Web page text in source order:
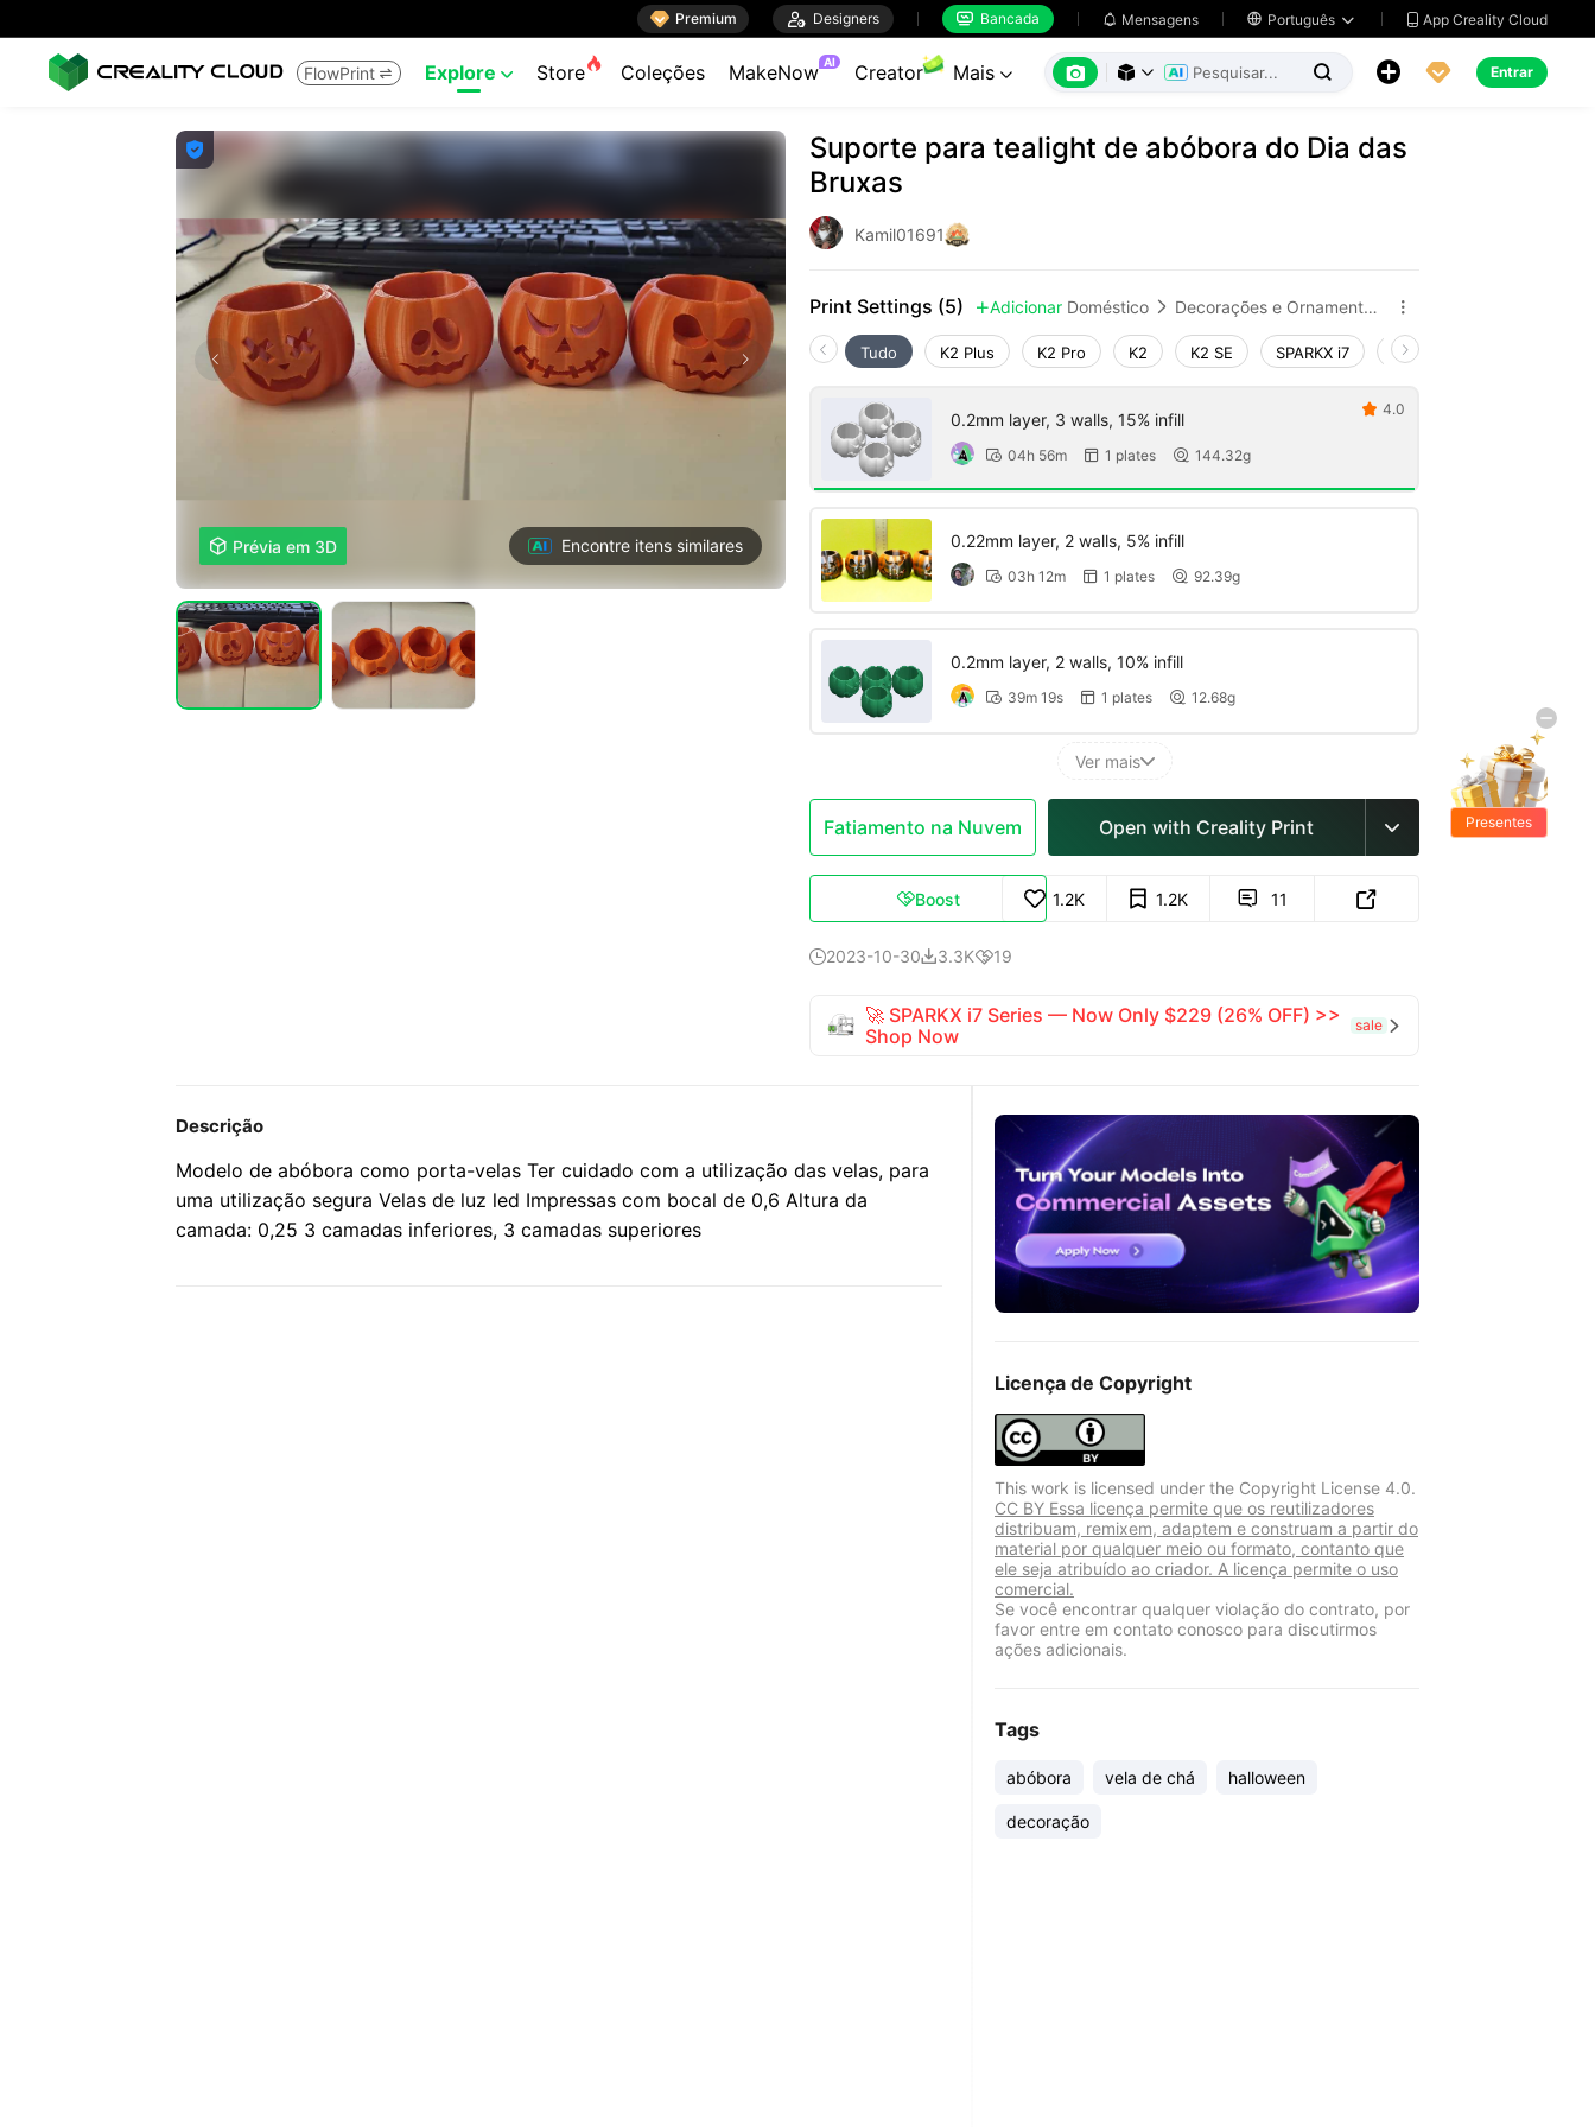
 Premium  Designers  Bancada  Mensagens  Português   App Creality Cloud
FlowPrint  Explore  Store Coleções MakeNow AI Creator Mais        Entrar

 Prévia em 3D Encontre itens similares
Suporte para tealight de abóbora do Dia das
Bruxas
Kamil01691
Print Settings (5) Adicionar Doméstico  Decorações e Ornamentos para Casa 
Tudo K2 Plus K2 Pro K2 K2 SE SPARKX i7 Creality Hi
0.2mm layer, 3 walls, 15% infill
 04h 56m  1 plates  144.32g
 4.0
0.22mm layer, 2 walls, 5% infill
 03h 12m  1 plates  92.39g
0.2mm layer, 2 walls, 10% infill
 39m 19s  1 plates  12.68g
Ver mais
Fatiamento na Nuvem Open with Creality Print 
Boost 1.2K 1.2K  11 
2023-10-303.3K19
🚀 SPARKX i7 Series — Now Only $229 (26% OFF) >>
Shop Now
sale 
Descrição
Modelo de abóbora como porta-velas Ter cuidado com a utilização das velas, para
uma utilização segura Velas de luz led Impressas com bocal de 0,6 Altura da
camada: 0,25 3 camadas inferiores, 3 camadas superiores
Licença de Copyright
This work is licensed under the Copyright License 4.0.
CC BY Essa licença permite que os reutilizadores
distribuam, remixem, adaptem e construam a partir do
material por qualquer meio ou formato, contanto que
ele seja atribuído ao criador. A licença permite o uso
comercial.
Se você encontrar qualquer violação do contrato, por
favor entre em contato conosco para discutirmos
ações adicionais.
Tags
abóbora vela de chá halloween
decoração
Presentes